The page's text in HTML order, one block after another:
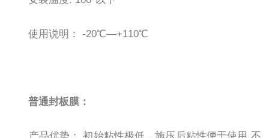
使用说明： -20℃—+110℃
普通封板膜：
产品优势： 初始粘性极低，施压后粘性便于使用,不